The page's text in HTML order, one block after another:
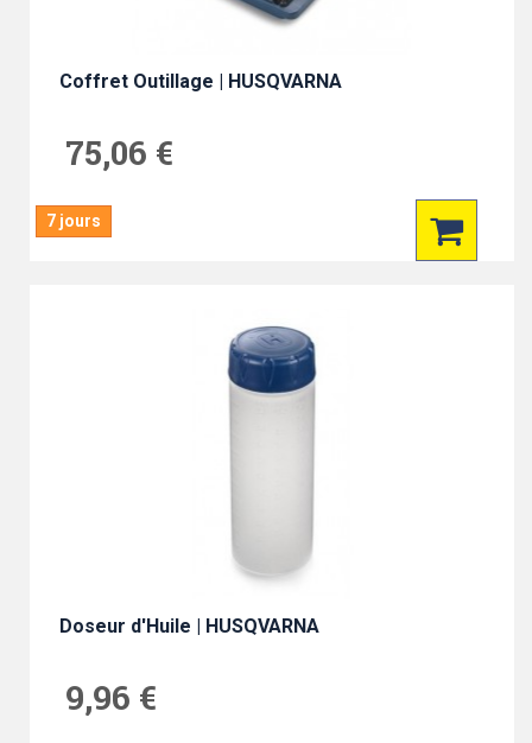
Coffret Outillage | HUSQVARNA
75,06 €
7 jours
Doseur d'Huile | HUSQVARNA
9,96 €